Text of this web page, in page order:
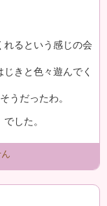
るという感じの会
きと色々遊んでく
うだったわ。
した。